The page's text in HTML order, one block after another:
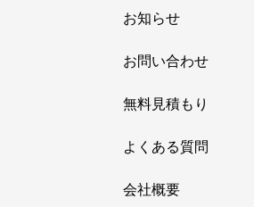
お知らせ
お問い合わせ
無料見積もり
よくある質問
会社概要